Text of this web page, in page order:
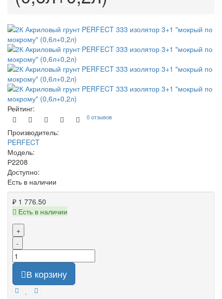
Рейтинг:
0 отзывов
Производитель:
PERFECT
Модель:
Р2208
Доступно:
Есть в наличии
₽ 1 776.50
Есть в наличии
+
-
В корзину